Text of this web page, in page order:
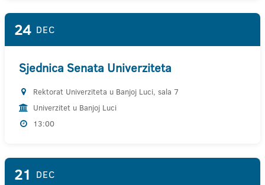
24 DEC
Sjednica Senata Univerziteta
Rektorat Univerziteta u Banjoj Luci, sala 7
Univerzitet u Banjoj Luci
13:00
21 DEC